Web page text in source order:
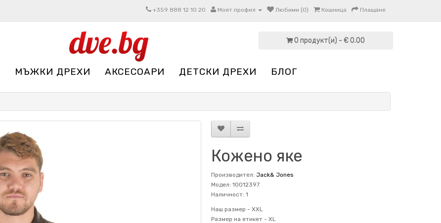
+359 888 12 10 20 Моят профил Любими (0) Кошница Плащане
0 продукт(и) - € 0.00
МЪЖКИ ДРЕХИ АКСЕСОАРИ ДЕТСКИ ДРЕХИ БЛОГ
Кожено яке
Производител: Jack& Jones
Модел: 10012397
Наличност: 1
Наш размер - XXL
Размер на етикет - XL